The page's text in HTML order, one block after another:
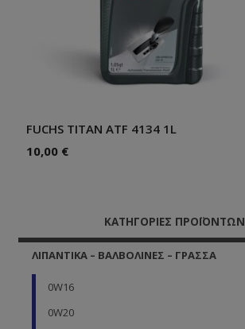
FUCHS TITAN ATF 4134 1L
10,00 €
ΚΑΤΗΓΟΡΊΕΣ ΠΡΟΪΌΝΤΩΝ
ΛΙΠΑΝΤΙΚΆ – ΒΑΛΒΟΛΊΝΕΣ – ΓΡΆΣΣΑ
0W16
0W20